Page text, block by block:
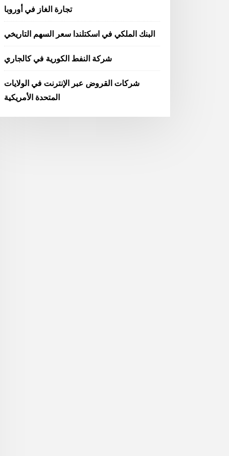
تجارة الغاز في أوروبا
البنك الملكي في اسكتلندا سعر السهم التاريخي
شركة النفط الكورية في كالجاري
شركات القروض عبر الإنترنت في الولايات
المتحدة الأمريكية